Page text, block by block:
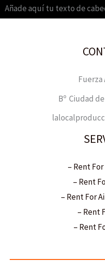
Añade aquí tu texto de
Fuerza
Bº Ciudad
– Rent
– Rent
– Rent For
– Rent
– Rent